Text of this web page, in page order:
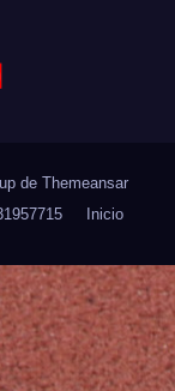
de Themeansar
Inicio